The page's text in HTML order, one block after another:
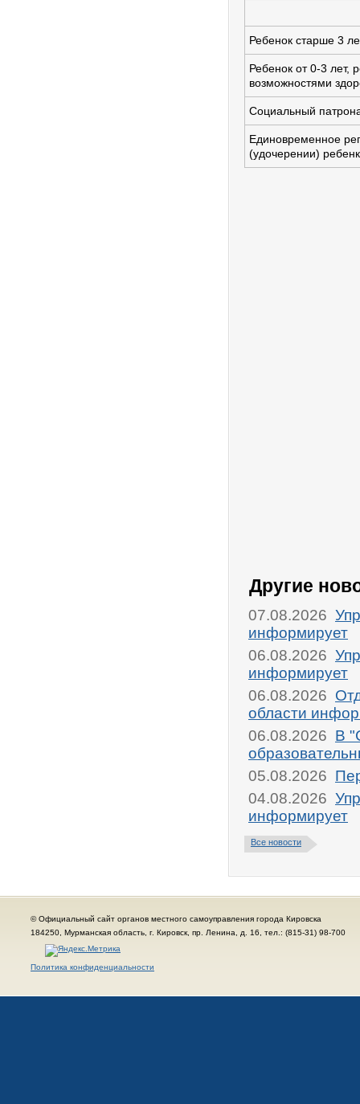
Ребенок старше 3
Ребенок от 0-3 лет,
возможностями
Социальный
Единовременное
(удочерении)
Другие
07.08.2026
информирует
06.08.2026
информирует
06.08.2026
области
06.08.2026 В
05.08.2026
04.08.2026
информирует
Все новости
© Официальный сайт органов местного самоуправления города Кировска
184250, Мурманская область, г. Кировск, пр. Ленина, д. 16, тел.: (815-31) 98-700
Политика конфиденциальности